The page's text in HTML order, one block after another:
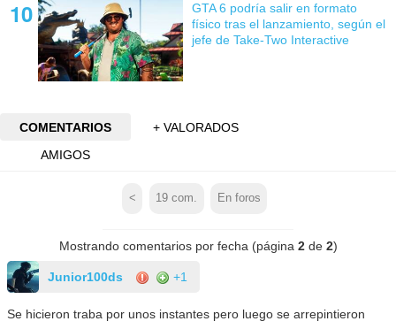
GTA 6 podría salir en formato
físico tras el lanzamiento, según el
jefe de Take-Two Interactive
COMENTARIOS
+ VALORADOS
AMIGOS
< 19 com. En foros
Mostrando comentarios por fecha (página 2de 2)
Junior100ds +1
Se hicieron traba por unos instantes pero luego se arrepintieron